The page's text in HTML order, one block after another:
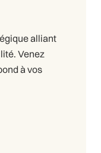
alliant
Venez
à vos